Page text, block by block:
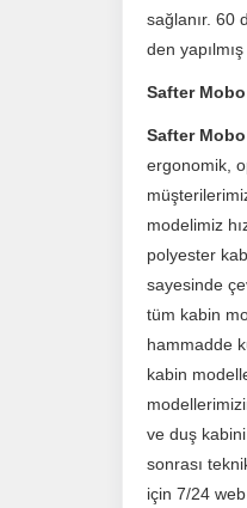
sağlanır. 60
den
Safter
Safter
ergonomik,
modelimiz
polyester
sayesinde
tüm kabin
hammadde
kabin
ve duş
sonrası
için 7/24